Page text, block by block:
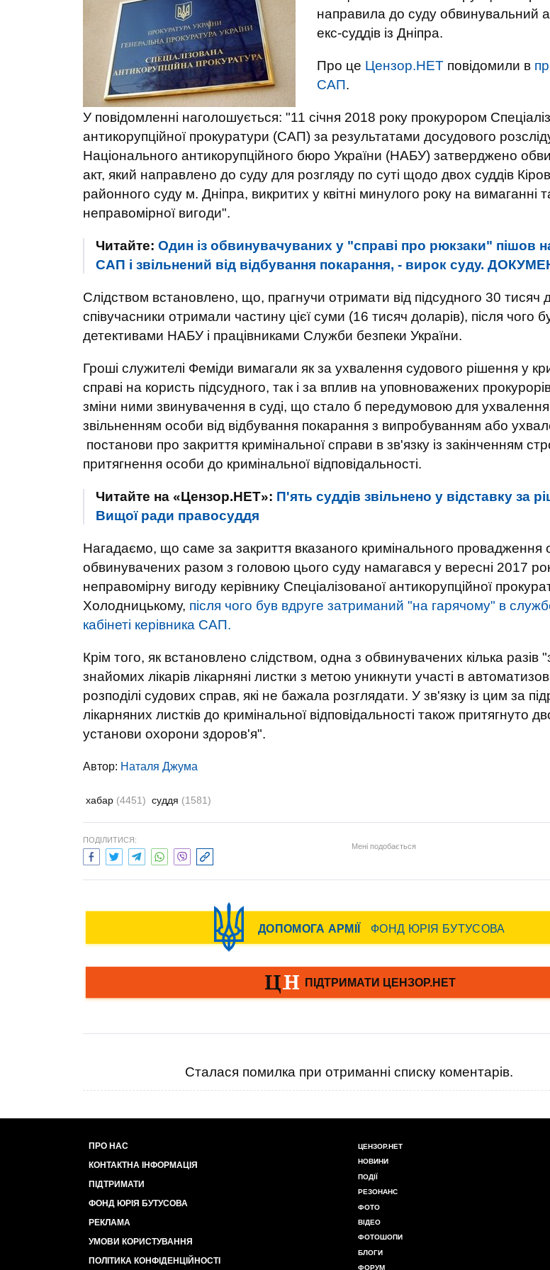
направила до суду обвинувальний
екс-суддів із Дніпра.
Про це Цензор.НЕТ повідомили в
САП.
У повідомленні наголошується: "11 січня 2018 року прокурором
антикорупційної прокуратури (САП) за результатами досудового
Національного антикорупційного бюро України (НАБУ) затверджено
акт, який направлено до суду для розгляду по суті щодо двох суддів
районного суду м. Дніпра, викритих у квітні минулого року на вимаганні
неправомірної вигоди".
Читайте: Один із обвинувачуваних у "справі про рюкзаки" пішов
САП і звільнений від відбування покарання, - вирок суду.
Слідством встановлено, що, прагнучи отримати від підсудного 30
співучасники отримали частину цієї суми (16 тисяч доларів), після чого
детективами НАБУ і працівниками Служби безпеки України.
Гроші служителі Феміди вимагали як за ухвалення судового рішення у
справі на користь підсудного, так і за вплив на уповноважених
зміни ними звинувачення в суді, що стало б передумовою для ухвалення
звільненням особи від відбування покарання з випробуванням або
постанови про закриття кримінальної справи в зв'язку із закінченням
притягнення особи до кримінальної відповідальності.
Читайте на «Цензор.НЕТ»: П'ять суддів звільнено у відставку за
Вищої ради правосуддя
Нагадаємо, що саме за закриття вказаного кримінального провадження
обвинувачених разом з головою цього суду намагався у вересні 2017
неправомірну вигоду керівнику Спеціалізованої антикорупційної
Холодницькому, після чого був вдруге затриманий "на гарячому" в
кабінеті керівника САП.
Крім того, як встановлено слідством, одна з обвинувачених кілька разів
знайомих лікарів лікарняні листки з метою уникнути участі в
розподілі судових справ, які не бажала розглядати. У зв'язку із цим за
лікарняних листків до кримінальної відповідальності також притягнуто
установи охорони здоров'я".
Автор: Наталя Джума
хабар (4451) суддя (1581)
ПОДІЛИТИСЯ:
Мені подобається
Сталася помилка при отриманні списку коментарів.
ПРО НАС
КОНТАКТНА ІНФОРМАЦІЯ
ПІДТРИМАТИ
ФОНД ЮРІЯ БУТУСОВА
РЕКЛАМА
УМОВИ КОРИСТУВАННЯ
ПОЛІТИКА КОНФІДЕНЦІЙНОСТІ
ЦЕНЗОР.НЕТ
НОВИНИ
ПОДІЇ
РЕЗОНАНС
ФОТО
ВІДЕО
ФОТОШОПИ
БЛОГИ
ФОРУМ